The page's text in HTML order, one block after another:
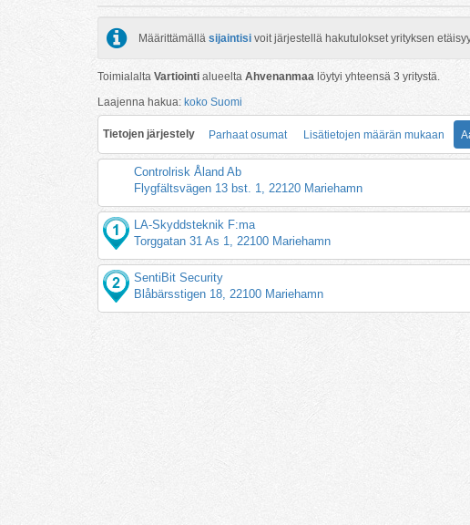
Määrittämällä sijaintisi voit järjestellä hakutulokset yrityksen
Toimialalta Vartiointi alueelta Ahvenanmaa löytyi yhteensä 3 yritystä.
Laajenna hakua: koko Suomi
Tietojen järjestely Parhaat osumat Lisätietojen määrän mukaan
Controlrisk Åland Ab
Flygfältsvägen 13 bst. 1, 22120 Mariehamn
LA-Skyddsteknik F:ma
Torggatan 31 As 1, 22100 Mariehamn
SentiBit Security
Blåbärsstigen 18, 22100 Mariehamn